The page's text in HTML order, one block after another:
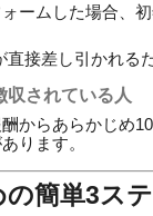
ームした場合、
接差し引かれる
されている人
からあらかじめ
ります。
簡単3ス